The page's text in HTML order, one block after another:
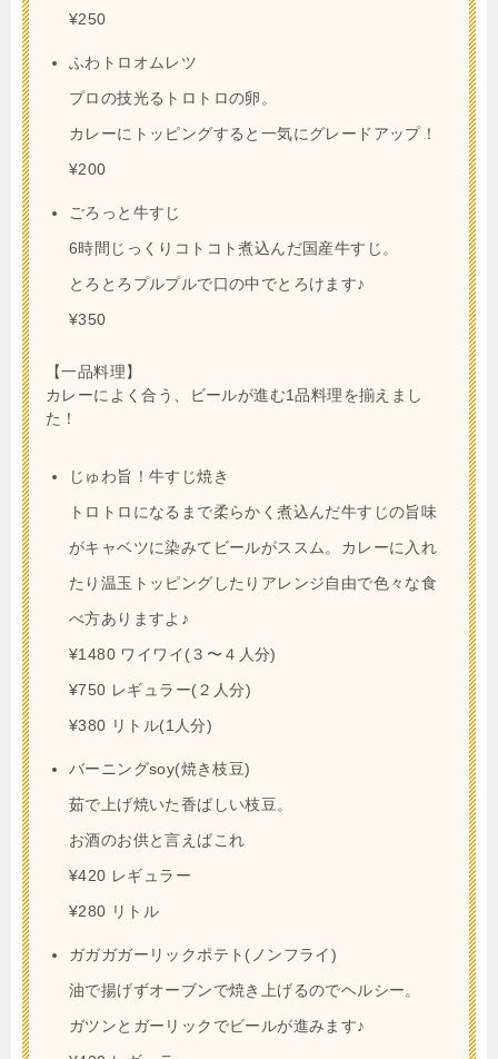
¥250
ふわトロオムレツ
プロの技光るトロトロの卵。
カレーにトッピングすると一気にグレードアップ！
¥200
ごろっと牛すじ
6時間じっくりコトコト煮込んだ国産牛すじ。
とろとろプルプルで口の中でとろけます♪
¥350
【一品料理】
カレーによく合う、ビールが進む1品料理を揃えまし
た！
じゅわ旨！牛すじ焼き
トロトロになるまで柔らかく煮込んだ牛すじの旨味
がキャベツに染みてビールがススム。カレーに入れ
たり温玉トッピングしたりアレンジ自由で色々な食
べ方ありますよ♪
¥1480 ワイワイ(３〜４人分)
¥750 レギュラー(２人分)
¥380 リトル(1人分)
バーニングsoy(焼き枝豆)
茹で上げ焼いた香ばしい枝豆。
お酒のお供と言えばこれ
¥420 レギュラー
¥280 リトル
ガガガガーリックポテト(ノンフライ)
油で揚げずオーブンで焼き上げるのでヘルシー。
ガツンとガーリックでビールが進みます♪